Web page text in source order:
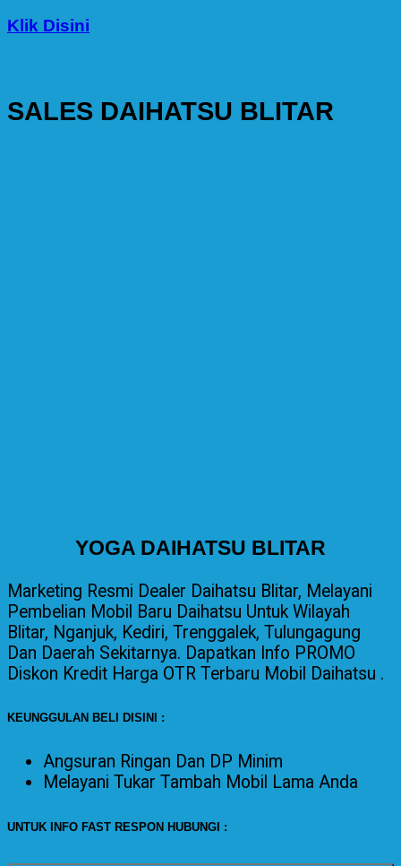
Klik Disini
SALES DAIHATSU BLITAR
YOGA DAIHATSU BLITAR
Marketing Resmi Dealer Daihatsu Blitar, Melayani
Pembelian Mobil Baru Daihatsu Untuk Wilayah
Blitar, Nganjuk, Kediri, Trenggalek, Tulungagung
Dan Daerah Sekitarnya. Dapatkan Info PROMO
Diskon Kredit Harga OTR Terbaru Mobil Daihatsu .
KEUNGGULAN BELI DISINI :
Angsuran Ringan Dan DP Minim
Melayani Tukar Tambah Mobil Lama Anda
UNTUK INFO FAST RESPON HUBUNGI :